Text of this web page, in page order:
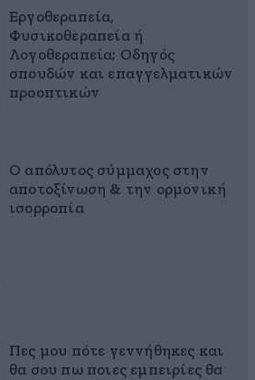
Εργοθεραπεία,
Φυσικοθεραπεία ή
Λογοθεραπεία; Οδηγός
σπουδών και επαγγελματικών
προοπτικών
Ο απόλυτος σύμμαχος στην
αποτοξίνωση & την ορμονική
ισορροπία
Πες μου πότε γεννήθηκες και
θα σου πω ποιες εμπειρίες θα